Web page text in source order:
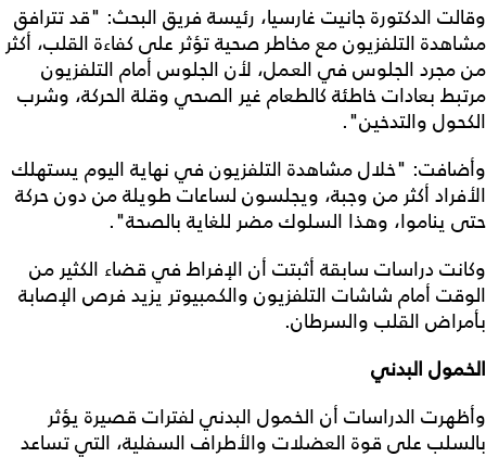
وقالت الدكتورة جانيت غارسيا، رئيسة فريق البحث: "قد تترافق
مشاهدة التلفزيون مع مخاطر صحية تؤثر على كفاءة القلب، أكثر
من مجرد الجلوس في العمل، لأن الجلوس أمام التلفزيون
مرتبط بعادات خاطئة كالطعام غير الصحي وقلة الحركة، وشرب
الكحول والتدخين".
وأضافت: "خلال مشاهدة التلفزيون في نهاية اليوم يستهلك
الأفراد أكثر من وجبة، ويجلسون لساعات طويلة من دون حركة
حتى يناموا، وهذا السلوك مضر للغاية بالصحة".
وكانت دراسات سابقة أثبتت أن الإفراط في قضاء الكثير من
الوقت أمام شاشات التلفزيون والكمبيوتر يزيد فرص الإصابة
بأمراض القلب والسرطان.
الخمول البدني
وأظهرت الدراسات أن الخمول البدني لفترات قصيرة يؤثر
بالسلب على قوة العضلات والأطراف السفلية، التي تساعد